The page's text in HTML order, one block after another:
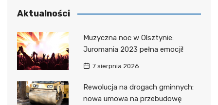
Aktualności
Muzyczna noc w Olsztynie:
Juromania 2023 pełna emocji!
7 sierpnia 2026
Rewolucja na drogach gminnych:
nowa umowa na przebudowę